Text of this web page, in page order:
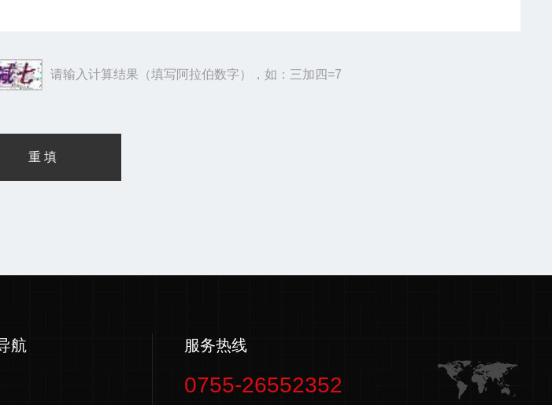
请输入计算结果（填写阿拉伯数字），如：三加四=7
航 服务热线
0755-26552352